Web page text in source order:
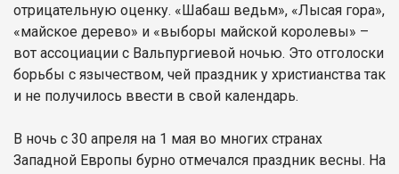
отрицательную оценку. «Шабаш ведьм», «Лысая гора»,
«майское дерево» и «выборы майской королевы» –
вот ассоциации с Вальпургиевой ночью. Это отголоски
борьбы с язычеством, чей праздник у христианства так
и не получилось ввести в свой календарь.
В ночь с 30 апреля на 1 мая во многих странах
Западной Европы бурно отмечался праздник весны. На